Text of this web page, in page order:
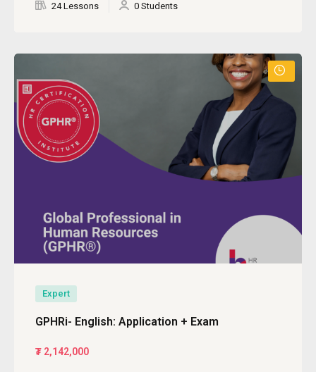
24 Lessons 0 Students
Expert
GPHRi- English: Application + Exam
₮ 2,142,000